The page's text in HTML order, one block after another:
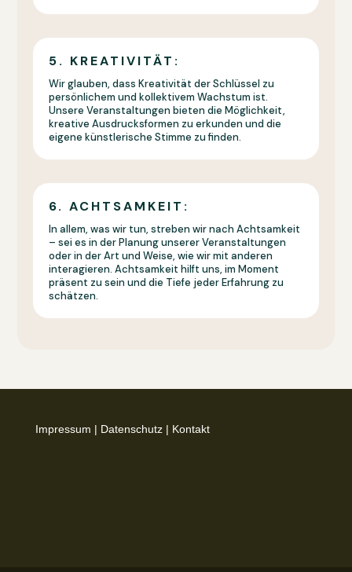
5. KREATIVITÄT:
Wir glauben, dass Kreativität der Schlüssel zu
persönlichem und kollektivem Wachstum ist.
Unsere Veranstaltungen bieten die Möglichkeit,
kreative Ausdrucksformen zu erkunden und die
eigene künstlerische Stimme zu finden.
6. ACHTSAMKEIT:
In allem, was wir tun, streben wir nach Achtsamkeit
– sei es in der Planung unserer Veranstaltungen
oder in der Art und Weise, wie wir mit anderen
interagieren. Achtsamkeit hilft uns, im Moment
präsent zu sein und die Tiefe jeder Erfahrung zu
schätzen.
Impressum | Datenschutz| Kontakt